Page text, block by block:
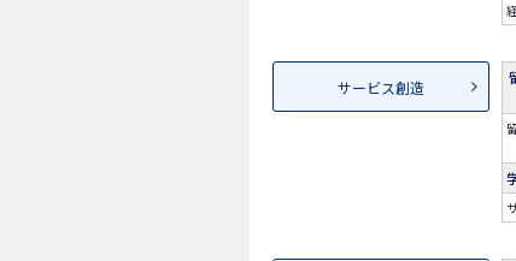
サービス創造